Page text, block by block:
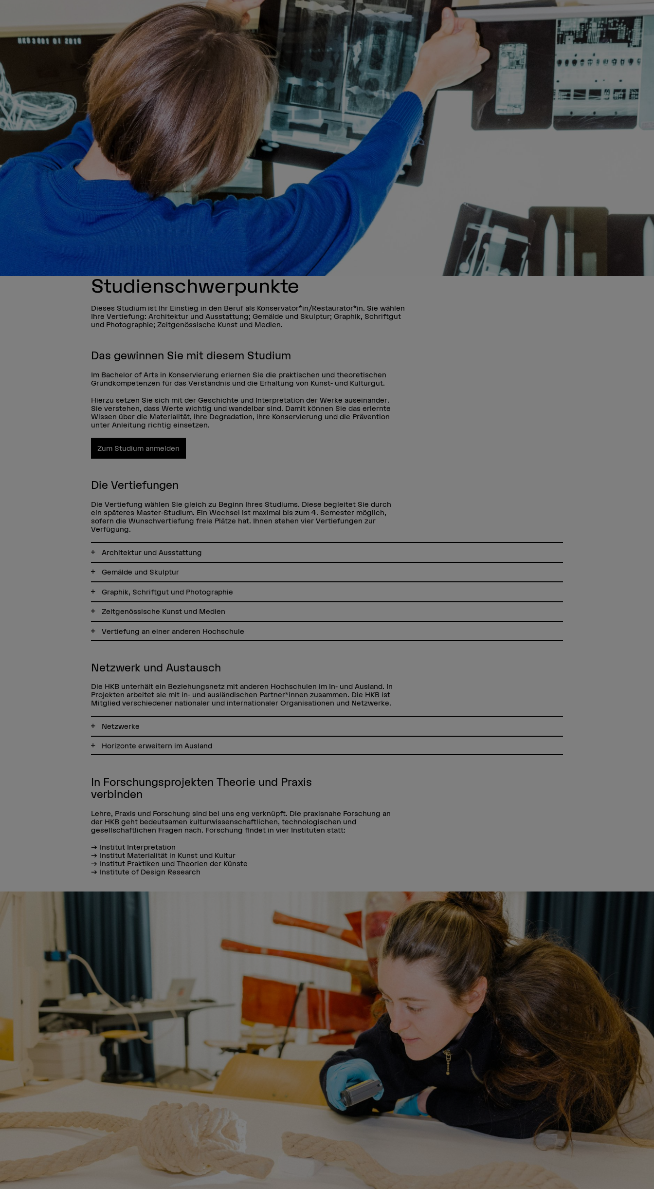
Studienschwerpunkte
Dieses Studium ist Ihr Einstieg in den Beruf als Konservator*in/Restaurator*in. Sie wählen
Ihre Vertiefung: Architektur und Ausstattung; Gemälde und Skulptur; Graphik, Schriftgut
und Photographie; Zeitgenössische Kunst und Medien.
Das gewinnen Sie mit diesem Studium
Im Bachelor of Arts in Konservierung erlernen Sie die praktischen und theoretischen
Grundkompetenzen für das Verständnis und die Erhaltung von Kunst- und Kulturgut.
Hierzu setzen Sie sich mit der Geschichte und Interpretation der Werke auseinander.
Sie verstehen, dass Werte wichtig und wandelbar sind. Damit können Sie das erlernte
Wissen über die Materialität, ihre Degradation, ihre Konservierung und die Prävention
unter Anleitung richtig einsetzen.
Zum Studium anmelden
Die Vertiefungen
Die Vertiefung wählen Sie gleich zu Beginn Ihres Studiums. Diese begleitet Sie durch
ein späteres Master-Studium. Ein Wechsel ist maximal bis zum 4. Semester möglich,
sofern die Wunschvertiefung freie Plätze hat. Ihnen stehen vier Vertiefungen zur
Verfügung.
Architektur und Ausstattung
Gemälde und Skulptur
Graphik, Schriftgut und Photographie
Zeitgenössische Kunst und Medien
Vertiefung an einer anderen Hochschule
Netzwerk und Austausch
Die HKB unterhält ein Beziehungsnetz mit anderen Hochschulen im In- und Ausland. In
Projekten arbeitet sie mit in- und ausländischen Partner*innen zusammen. Die HKB ist
Mitglied verschiedener nationaler und internationaler Organisationen und Netzwerke.
Netzwerke
Horizonte erweitern im Ausland
In Forschungsprojekten Theorie und Praxis
verbinden
Lehre, Praxis und Forschung sind bei uns eng verknüpft. Die praxisnahe Forschung an
der HKB geht bedeutsamen kulturwissenschaftlichen, technologischen und
gesellschaftlichen Fragen nach. Forschung findet in vier Instituten statt:
Institut Interpretation
Institut Materialität in Kunst und Kultur
Institut Praktiken und Theorien der Künste
Institute of Design Research